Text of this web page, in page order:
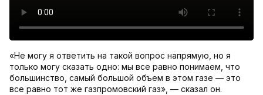
«Не могу я ответить на такой вопрос напрямую, но я
только могу сказать одно: мы все равно понимаем, что
большинство, самый большой объем в этом газе — это
все равно тот же газпромовский газ», — сказал он.